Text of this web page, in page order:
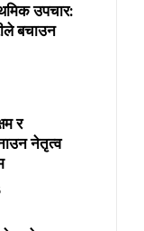
उपचार:
बचाउन
र
नेतृत्व